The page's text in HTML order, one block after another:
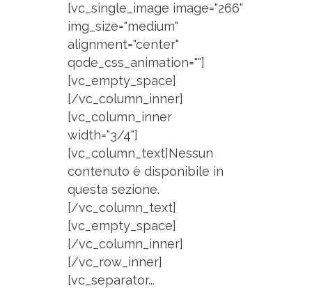
[vc_single_image image="266"
img_size="medium"
alignment="center"
qode_css_animation=""]
[vc_empty_space]
[/vc_column_inner]
[vc_column_inner
width="3/4"]
[vc_column_text]Nessun
contenuto è disponibile in
questa sezione.
[/vc_column_text]
[vc_empty_space]
[/vc_column_inner]
[/vc_row_inner]
[vc_separator...